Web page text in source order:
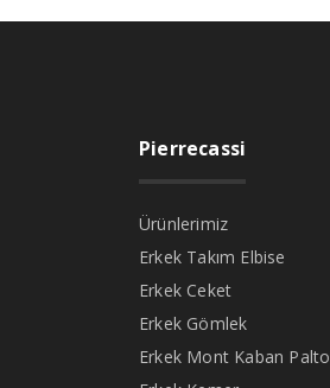
Pierrecassi
Ürünlerimiz
Erkek Takım Elbise
Erkek Ceket
Erkek Gömlek
Erkek Mont Kaban Palto